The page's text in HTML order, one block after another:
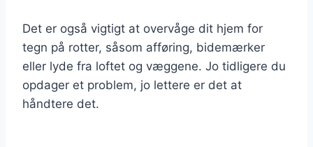
Det er også vigtigt at overvåge dit hjem for
tegn på rotter, såsom afføring, bidemærker
eller lyde fra loftet og væggene. Jo tidligere du
opdager et problem, jo lettere er det at
håndtere det.